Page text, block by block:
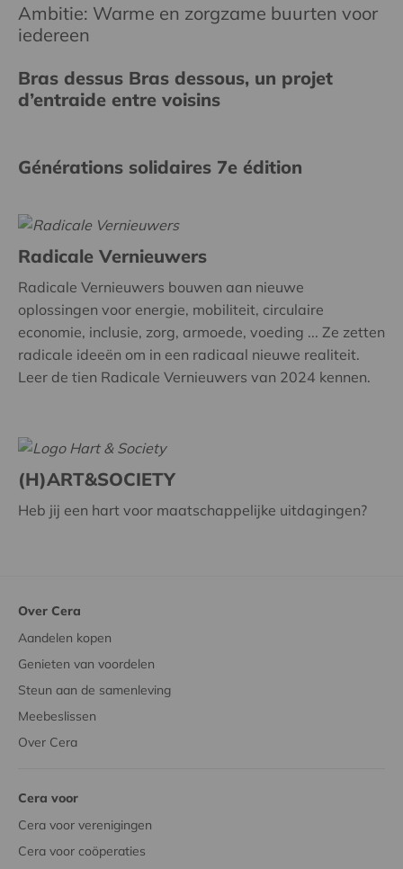
Ambitie: Warme en zorgzame buurten voor
iedereen
Bras dessus Bras dessous, un projet
d’entraide entre voisins
Générations solidaires 7e édition
Radicale Vernieuwers
Radicale Vernieuwers bouwen aan nieuwe
oplossingen voor energie, mobiliteit, circulaire
economie, inclusie, zorg, armoede, voeding ... Ze zetten
radicale ideeën om in een radicaal nieuwe realiteit.
Leer de tien Radicale Vernieuwers van 2024 kennen.
(H)ART&SOCIETY
Heb jij een hart voor maatschappelijke uitdagingen?
Over Cera
Aandelen kopen
Genieten van voordelen
Steun aan de samenleving
Meebeslissen
Over Cera
Cera voor
Cera voor verenigingen
Cera voor coöperaties